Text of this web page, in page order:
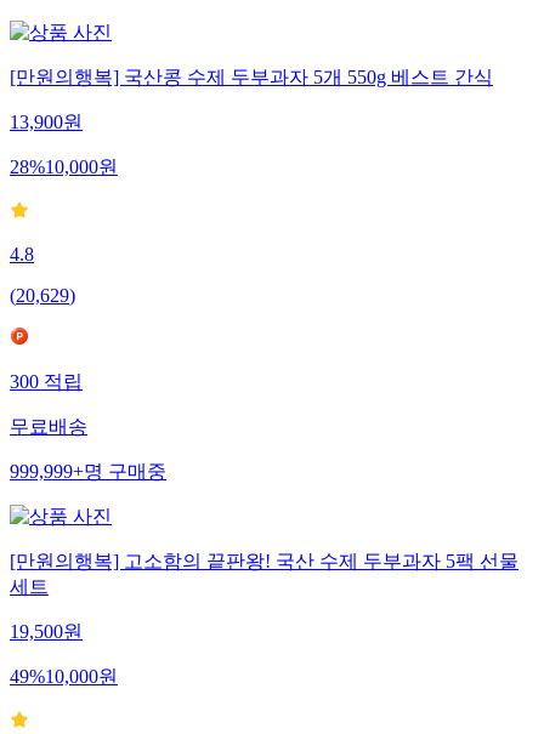
[만원의행복] 국산콩 수제 두부과자 5개 550g 베스트 간식
13,900원
28%10,000원
4.8
(20,629)
300 적립
무료배송
999,999+명 구매중
[만원의행복] 고소함의 끝판왕! 국산 수제 두부과자 5팩 선물
세트
19,500원
49%10,000원